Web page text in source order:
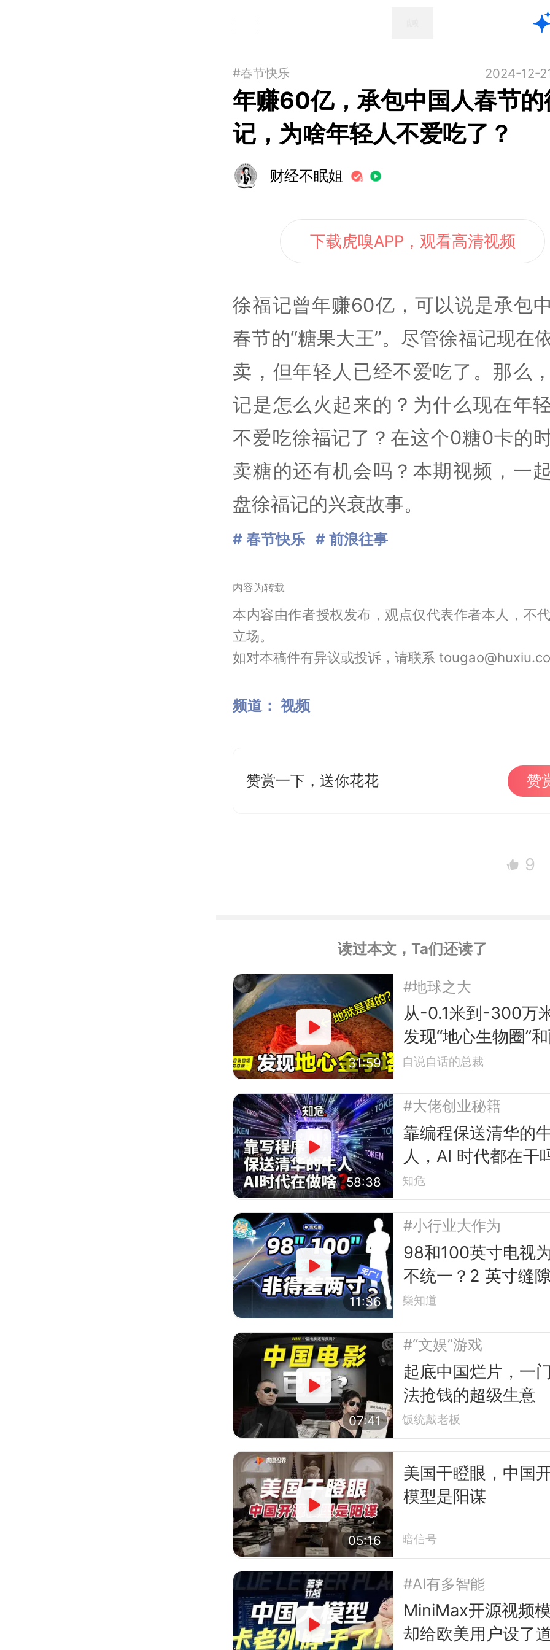
#春节快乐 2024-12-
年赚60亿，承包中国人春节的
记，为啥年轻人不爱吃了？
财经不眠姐
下载虎嗅APP，观看高清视频
徐福记曾年赚60亿，可以说是承包
春节的“糖果大王”。尽管徐福记现在
卖，但年轻人已经不爱吃了。那么
记是怎么火起来的？为什么现在年
不爱吃徐福记了？在这个0糖0卡的
卖糖的还有机会吗？本期视频，一
盘徐福记的兴衰故事。
# 春节快乐 # 前浪往事
内容为转载
本内容由作者授权发布，观点仅代表作者本人，不
立场。
如对本稿件有异议或投诉，请联系
频道： 视频
赞赏一下，送你花花 赞
9
读过本文，Ta们还读了
31:59
#地球之大
从-0.1米到-300万
发现“地心生物圈”
座“地心金字塔”
自说自话的总裁
58:38
#大佬创业秘籍
靠编程保送清华的
人，AI 时代都在干
知危
11:36
#小行业大作为
98和100英寸电视
不统一？2 英寸缝
的行业故事
柴知道
07:41
#“文娱”游戏
起底中国烂片，一
法抢钱的超级生意
饭统戴老板
05:16
美国干瞪眼，中国
模型是阳谋
暗信号
#AI有多智能
MiniMax开源视频模
却给欧美用户设了